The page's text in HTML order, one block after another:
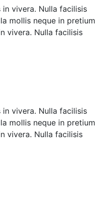
vivera. Nulla facilisis
mollis neque in pretium
vivera. Nulla facilisis
vivera. Nulla facilisis
mollis neque in pretium
vivera. Nulla facilisis